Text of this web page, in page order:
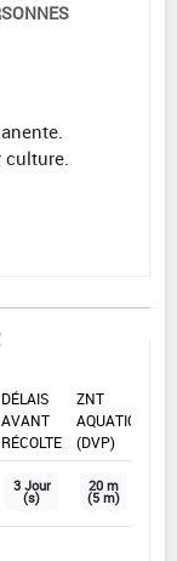
culture.
DÉLAIS
AVANT
RÉCOLTE
ZNT
AQUATIQUE
(DVP)
3 Jour
(s)
20 m
(5 m)